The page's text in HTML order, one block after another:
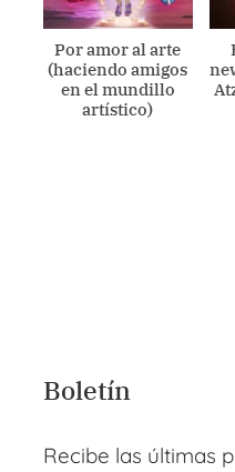
Por amor al arte
(haciendo amigos
en el mundillo
artístico)
Boletín
Recibe las últimas